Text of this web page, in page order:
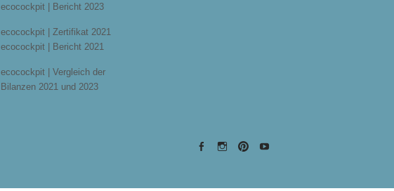
ecocockpit | Bericht 2023
ecocockpit | Zertifikat 2021
ecocockpit | Bericht 2021
ecocockpit | Vergleich der
Bilanzen 2021 und 2023